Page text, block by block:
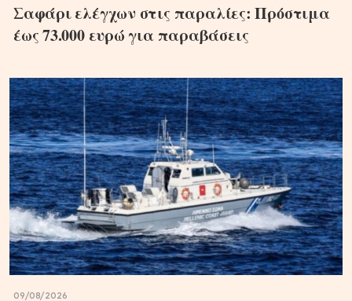
Σαφάρι ελέγχων στις παραλίες: Πρόστιμα
έως 73.000 ευρώ για παραβάσεις
09/08/2026